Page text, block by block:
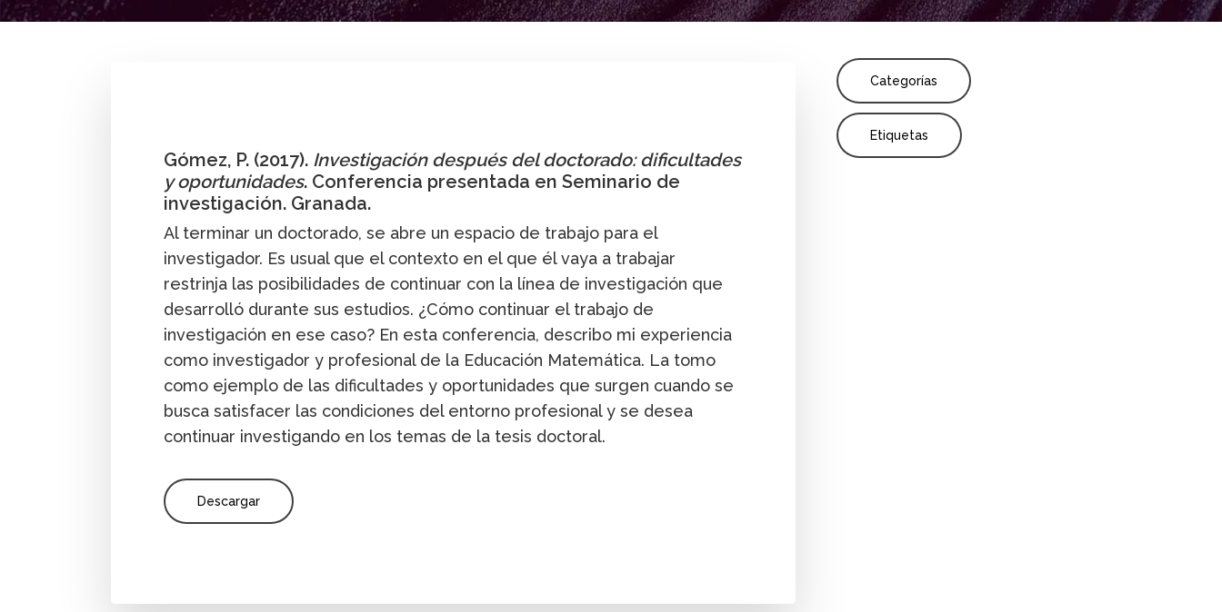
Gómez, P. (2017). Investigación después del doctorado: dificultades
y oportunidades. Conferencia presentada en Seminario de
investigación. Granada.
Al terminar un doctorado, se abre un espacio de trabajo para el
investigador. Es usual que el contexto en el que él vaya a trabajar
restrinja las posibilidades de continuar con la línea de investigación que
desarrolló durante sus estudios. ¿Cómo continuar el trabajo de
investigación en ese caso? En esta conferencia, describo mi experiencia
como investigador y profesional de la Educación Matemática. La tomo
como ejemplo de las dificultades y oportunidades que surgen cuando se
busca satisfacer las condiciones del entorno profesional y se desea
continuar investigando en los temas de la tesis doctoral.
Descargar
Categorías
Etiquetas